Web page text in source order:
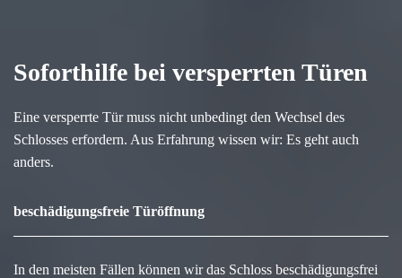
Soforthilfe bei versperrten Türen
Eine versperrte Tür muss nicht unbedingt den Wechsel des
Schlosses erfordern. Aus Erfahrung wissen wir: Es geht auch
anders.
beschädigungsfreie Türöffnung
In den meisten Fällen können wir das Schloss beschädigungsfrei